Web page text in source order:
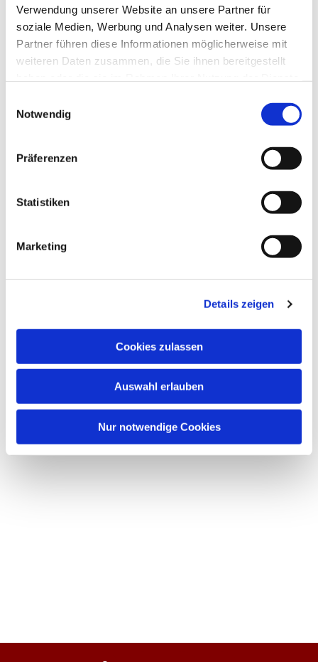
Verwendung unserer Website an unsere Partner für
soziale Medien, Werbung und Analysen weiter. Unsere
Partner führen diese Informationen möglicherweise mit
weiteren Daten zusammen, die Sie ihnen bereitgestellt
Notwendig
Präferenzen
Statistiken
Marketing
Details zeigen
Cookies zulassen
Auswahl erlauben
Nur notwendige Cookies